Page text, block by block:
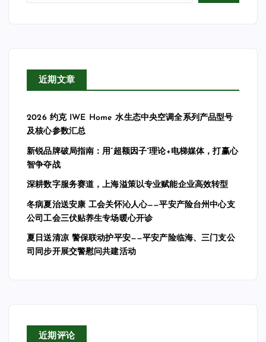
近期文章
2026 约克 IWE Home 水生态中央空调全系列产品型号
及核心参数汇总
新锐品牌破局指南：用“超额因子”理论+电梯媒体，打赢心
智争夺战
深耕数字服务赛道，上海溢策以专业赋能企业高效转型
冬病夏治送安康 工会关怀沁人心——平安产险台州中心支
公司工会三伏贴养生专场暖心开诊
夏日送清凉 警保联动护平安——平安产险临海、三门支公
司同步开展交警慰问共建活动
近期评论